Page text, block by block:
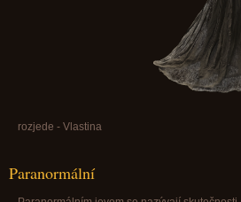
rozjede - Vlastina
Paranormální